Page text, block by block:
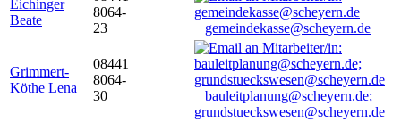
Eichinger
Beate
8064-
23
gemeindekasse@scheyern.de
Grimmert-
Köthe Lena
08441
8064-
30
bauleitplanung@scheyern.de;
grundstueckswesen@scheyern.de